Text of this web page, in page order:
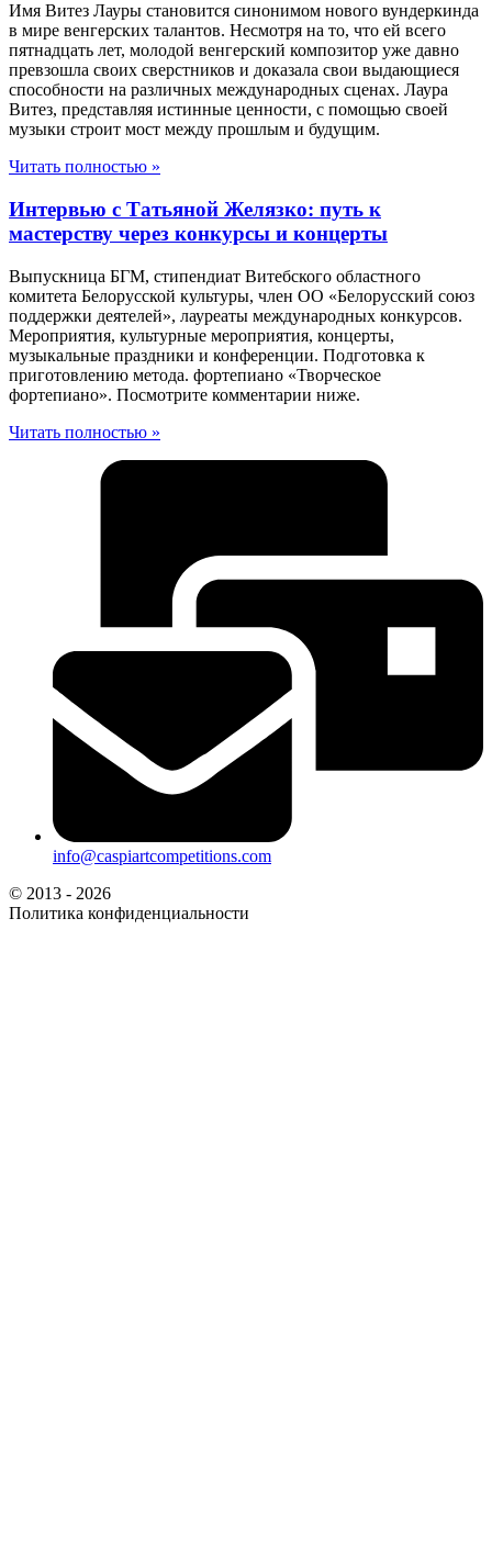
Имя Витез Лауры становится синонимом нового вундеркинда
в мире венгерских талантов. Несмотря на то, что ей всего
пятнадцать лет, молодой венгерский композитор уже давно
превзошла своих сверстников и доказала свои выдающиеся
способности на различных международных сценах. Лаура
Витез, представляя истинные ценности, с помощью своей
музыки строит мост между прошлым и будущим.
Читать полностью »
Интервью с Татьяной Желязко: путь к
мастерству через конкурсы и концерты
Выпускница БГМ, стипендиат Витебского областного
комитета Белорусской культуры, член ОО «Белорусский союз
поддержки деятелей», лауреаты международных конкурсов.
Мероприятия, культурные мероприятия, концерты,
музыкальные праздники и конференции. Подготовка к
приготовлению метода. фортепиано «Творческое
фортепиано». Посмотрите комментарии ниже.
Читать полностью »
info@caspiartcompetitions.com
© 2013 - 2026
Политика конфиденциальности